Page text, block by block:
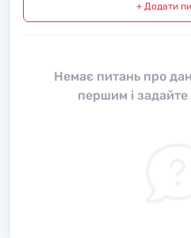
+ Додати
Немає питань про
першим і